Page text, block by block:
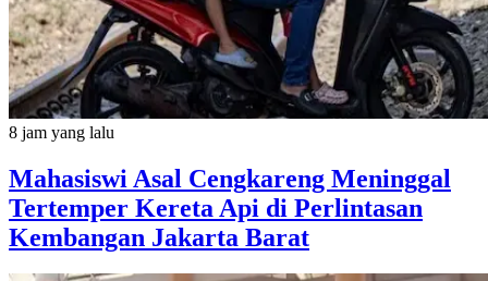
8 jam yang lalu
Mahasiswi Asal Cengkareng Meninggal
Tertemper Kereta Api di Perlintasan
Kembangan Jakarta Barat